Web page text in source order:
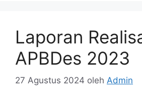
Laporan
APBDes 2023
27 Agustus 2024 oleh Admin